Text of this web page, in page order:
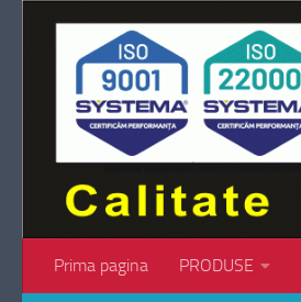
Skip to content
Prima pagina PRODUSE